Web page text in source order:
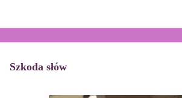
Szkoda słów